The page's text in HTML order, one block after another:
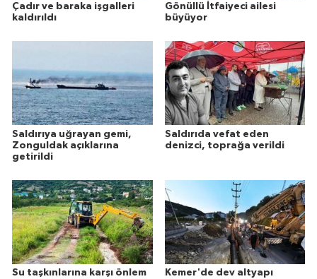
Çadır ve baraka işgalleri
kaldırıldı
Gönüllü İtfaiyeci ailesi
büyüyor
Saldırıya uğrayan gemi,
Zonguldak açıklarına
getirildi
Saldırıda vefat eden
denizci, toprağa verildi
Su taşkınlarına karşı önlem Kemer'de dev altyapı